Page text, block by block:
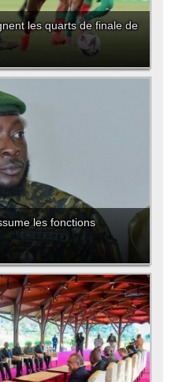
les quarts de finale de
les fonctions